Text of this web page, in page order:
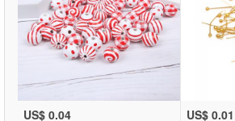
US$ 0.04 US$ 0.01